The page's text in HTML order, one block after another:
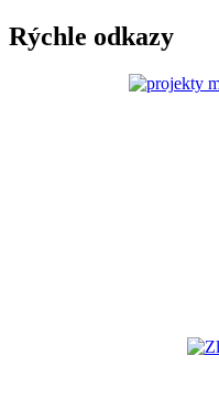
Rýchle odkazy